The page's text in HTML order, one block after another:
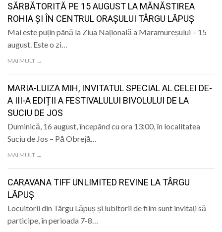
SĂRBĂTORITĂ PE 15 AUGUST LA MĂNĂSTIREA
ROHIA ȘI ÎN CENTRUL ORAȘULUI TÂRGU LĂPUȘ
Mai este puțin până la Ziua Națională a Maramureșului – 15
august. Este o zi…
MAI MULT →
MARIA-LUIZA MIH, INVITATUL SPECIAL AL CELEI DE-
A III-A EDIȚII A FESTIVALULUI BIVOLULUI DE LA
SUCIU DE JOS
Duminică, 16 august, începând cu ora 13:00, în localitatea
Suciu de Jos – Pă Obrejă…
MAI MULT →
CARAVANA TIFF UNLIMITED REVINE LA TÂRGU
LĂPUȘ
Locuitorii din Târgu Lăpuș și iubitorii de film sunt invitați să
participe, în perioada 7-8…